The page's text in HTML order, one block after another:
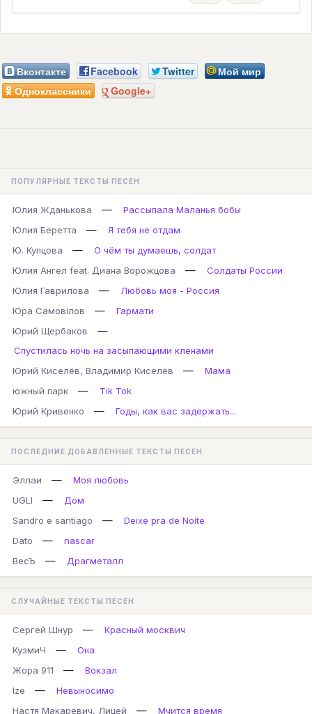
Вконтакте Facebook Twitter
Мой мир
Одноклассники
Google+
ПОПУЛЯРНЫЕ ТЕКСТЫ ПЕСЕН
Юлия Жданькова —
Рассыпала Маланья бобы
Юлия Беретта
—
Я тебя не отдам
Ю. Купцова
—
О чём ты думаешь, солдат
Юлия Ангел feat. Диана Ворожцова
—
Солдаты России
Юлия Гаврилова
—
Любовь моя - Россия
Юра Самовілов
—
Гармати
Юрий Щербаков
—
Спустилась ночь на засыпающими клёнами
Юрий Киселёв, Владимир Киселёв
—
Мама
южный парк
—
Tik Tok
Юрий Кривенко
— Годы, как вас задержать...
ПОСЛЕДНИЕ ДОБАВЛЕННЫЕ ТЕКСТЫ ПЕСЕН
Эллаи —
Моя любовь
UGLI
—
Дом
Sandro e santiago
—
Deixe pra de Noite
Dato
—
nascar
ВесЪ
— Драгметалл
СЛУЧАЙНЫЕ ТЕКСТЫ ПЕСЕН
Сергей Шнур —
Красный москвич
КузмиЧ
—
Она
Жора 911
—
Вокзал
Ize
—
Невыносимо
Настя Макаревич, Лицей
— Мчится время